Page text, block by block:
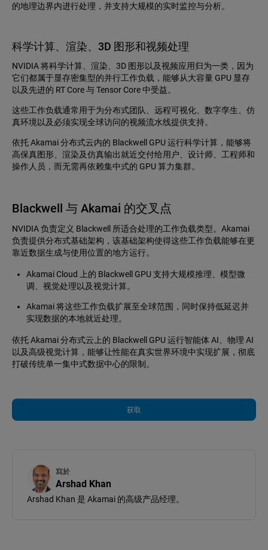
的地理边界内进行处理，并支持大规模的实时监控与分析。
科学计算、渲染、3D 图形和视频处理
NVIDIA 将科学计算、渲染、3D 图形以及视频应用归为一类，因为
它们都属于显存密集型的并行工作负载，能够从大容量 GPU 显存
以及先进的 RT Core 与 Tensor Core 中受益。
这些工作负载通常用于为分布式团队、远程可视化、数字孪生、仿
真环境以及必须实现全球访问的视频流水线提供支持。
依托 Akamai 分布式云内的 Blackwell GPU 运行科学计算，能够将
高保真图形、渲染及仿真输出就近交付给用户、设计师、工程师和
操作人员，而无需再依赖集中式的 GPU 算力集群。
Blackwell 与 Akamai 的交叉点
NVIDIA 负责定义 Blackwell 所适合处理的工作负载类型。Akamai
负责提供分布式基础架构，该基础架构使得这些工作负载能够在更
靠近数据生成与使用位置的地方运行。
Akamai Cloud 上的 Blackwell GPU 支持大规模推理、模型微
调、视觉处理以及视觉计算。
Akamai 将这些工作负载扩展至全球范围，同时保持低延迟并
实现数据的本地就近处理。
依托 Akamai 分布式云上的 Blackwell GPU 运行智能体 AI、物理 AI
以及高级视觉计算，能够让性能在真实世界环境中实现扩展，彻底
打破传统单一集中式数据中心的限制。
获取
寫於
Arshad Khan
Arshad Khan 是 Akamai 的高级产品经理。